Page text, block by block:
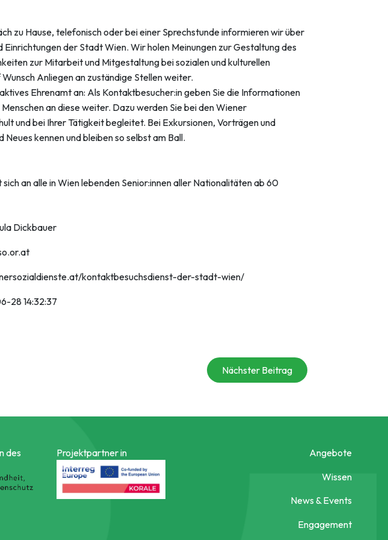
zu Hause, telefonisch oder bei einer Sprechstunde informieren wir über
der Stadt Wien. Wir holen Meinungen zur Gestaltung des
zur Mitarbeit und Mitgestaltung bei sozialen und kulturellen
Anliegen an zuständige Stellen weiter.
Ehrenamt an: Als Kontaktbesucher:in geben Sie die Informationen
an diese weiter. Dazu werden Sie bei den Wiener
und bei Ihrer Tätigkeit begleitet. Bei Exkursionen, Vorträgen und
kennen und bleiben so selbst am Ball.
an alle in Wien lebenden Senior:innen aller Nationalitäten ab 60
Dickbauer
kontaktbesuchsdienst-der-stadt-wien/
28 14:32:37
Nächster Beitrag
des Projektpartner in
Angebote
Wissen
News & Events
Engagement